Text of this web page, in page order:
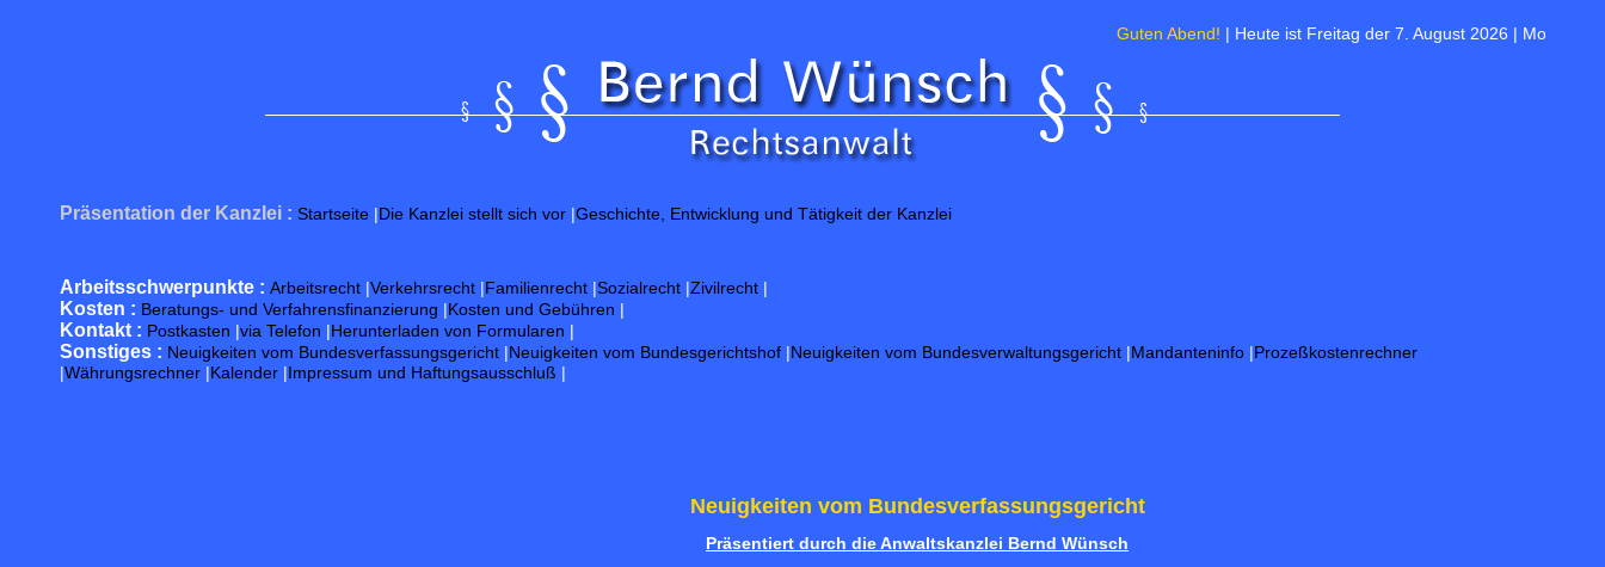
Guten Abend!| Heute ist Freitag der 7. August 2026 | Morgen ist
Präsentation der Kanzlei : Startseite |Die Kanzlei stellt sich vor |Geschichte, Entwicklung und Tätigkeit der Kanzlei
Arbeitsschwerpunkte : Arbeitsrecht |Verkehrsrecht |Familienrecht |Sozialrecht |Zivilrecht |
Kosten : Beratungs- und Verfahrensfinanzierung |Kosten und Gebühren |
Kontakt : Postkasten |via Telefon |Herunterladen von Formularen |
Sonstiges : Neuigkeiten vom Bundesverfassungsgericht |Neuigkeiten vom Bundesgerichtshof |Neuigkeiten vom Bundesverwaltungsgericht |Mandanteninfo |Prozeßkostenrechner
|Währungsrechner |Kalender |Impressum und Haftungsausschluß |
Neuigkeiten vom Bundesverfassungsgericht
Präsentiert durch die Anwaltskanzlei Bernd Wünsch